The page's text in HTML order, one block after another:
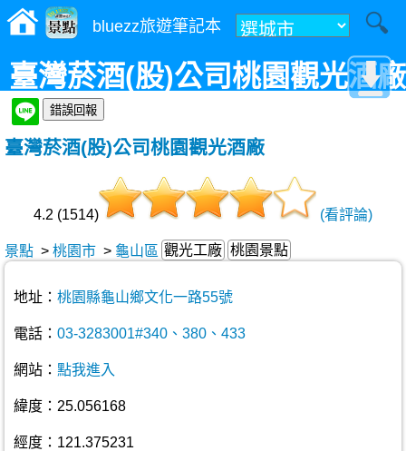
bluezz旅遊筆記本
臺灣菸酒(股)公司桃園觀光酒廠
臺灣菸酒(股)公司桃園觀光酒廠
4.2 (1514) (看評論)
景點 > 桃園市 > 龜山區 觀光工廠 桃園景點
地址： 桃園縣龜山鄉文化一路55號
電話： 03-3283001#340、380、433
網站： 點我進入
緯度：25.056168
經度：121.375231